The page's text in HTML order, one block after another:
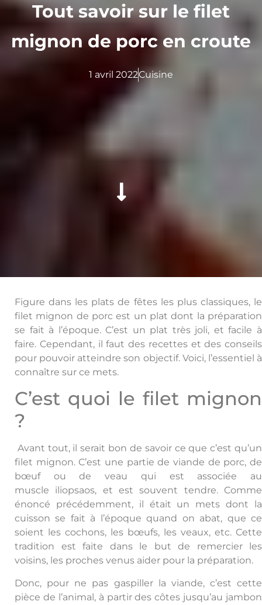
Tout savoir sur le filet
mignon de porc en croute
1 avril 2022Cuisine
Figure dans les plats de fêtes les plus classiques, le
filet mignon de porc est un plat dont la préparation
se fait à l’époque. C’est un plat très joli, et facile à
faire. Cependant, il faut des recettes et des conseils
pour pouvoir atteindre son objectif. Voici, l’essentiel à
connaître sur ce mets.
C’est quoi le filet mignon
?
Avant tout, il serait bon de savoir ce que c’est qu’un
filet mignon. C’est une partie de viande de porc, de
bœuf ou de veau qui est associée au
muscle iliopsaos, et est souvent tendre. Comme
énoncé précédemment, il était un mets dont la
cuisson se fait à l’époque quand on abat, que ce
soient les cochons, les bœufs, les veaux, etc. Cette
tradition est faite dans le but de remercier les
voisins, les proches venus aider pour la préparation.
Donc, pour ne pas gaspiller la viande, c’est cette
pièce de l’animal, à partir des côtes jusqu’au jambon